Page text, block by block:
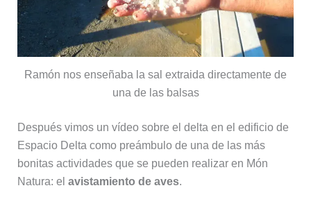
Ramón nos enseñaba la sal extraida directamente de
una de las balsas
Después vimos un vídeo sobre el delta en el edificio de
Espacio Delta como preámbulo de una de las más
bonitas actividades que se pueden realizar en Món
Natura: el avistamiento de aves.